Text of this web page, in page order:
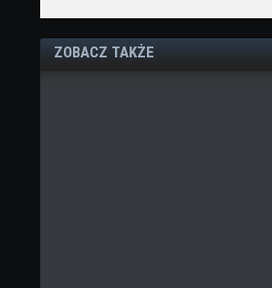
ZOBACZ TAKŻE